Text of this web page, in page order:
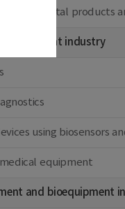
products
equipment industry
using biosensors
equipment
and bioequipment